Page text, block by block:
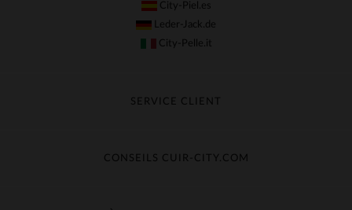
City-Piel.es
Leder-Jack.de
City-Pelle.it
SERVICE CLIENT
Échange & Remboursement
CONSEILS CUIR-CITY.COM